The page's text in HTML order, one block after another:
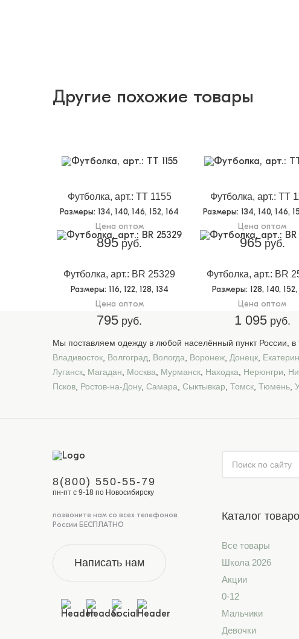
Другие похожие товары
Футболка, арт.: TT 1155
Размеры: 134, 140, 146, 152, 164
Цена оптом
895 руб.
Футболка, арт.: TT
Размеры: 134, 140, 146,
Цена оптом
965руб.
Футболка, арт.: BR 25329
Размеры: 116, 122, 128, 134
Цена оптом
795 руб.
Футболка, арт.: BR
Размеры: 128, 140,
Цена оптом
1 095руб.
Мы поставляем одежду в любой населённый пункт России, в
Владивосток Волгоград Вологда Воронеж Донецк
Луганск Магадан Москва Мурманск Находка Нерюнгри
Псков Ростов-на-Дону, Самара Сыктывкар Томск Тюмень
8(800) 550-55-79
пн-пт с 9-18 по Новосибирску
позвоните нам со всех телефонов
России БЕСПЛАТНО
Написать нам
Каталог
Все товары
Школа 2026
Акции
0-12
Мальчики
Девочки